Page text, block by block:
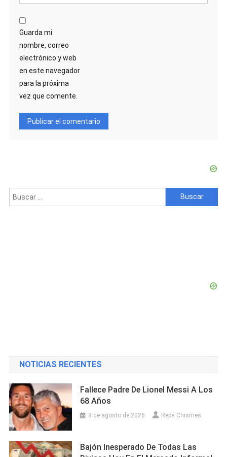
Guarda mi
nombre, correo
electrónico y web
en este navegador
para la próxima
vez que comente.
Buscar:
NOTICIAS RECIENTES
Fallece Padre De Lionel Messi A Los
68 Años
8 de agosto de 2026 Repa Chismes
Bajón Inesperado De Todas Las